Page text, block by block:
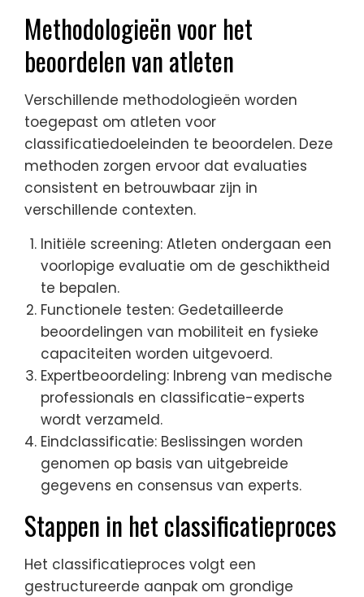
Methodologieën voor het
beoordelen van atleten
Verschillende methodologieën worden
toegepast om atleten voor
classificatiedoeleinden te beoordelen. Deze
methoden zorgen ervoor dat evaluaties
consistent en betrouwbaar zijn in
verschillende contexten.
Initiële screening: Atleten ondergaan een
voorlopige evaluatie om de geschiktheid
te bepalen.
Functionele testen: Gedetailleerde
beoordelingen van mobiliteit en fysieke
capaciteiten worden uitgevoerd.
Expertbeoordeling: Inbreng van medische
professionals en classificatie-experts
wordt verzameld.
Eindclassificatie: Beslissingen worden
genomen op basis van uitgebreide
gegevens en consensus van experts.
Stappen in het classificatieproces
Het classificatieproces volgt een
gestructureerde aanpak om grondige